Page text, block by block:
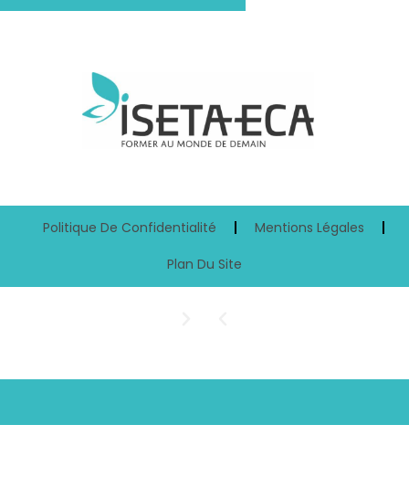
Politique De Confidentialité
Mentions Légales
Plan Du Site